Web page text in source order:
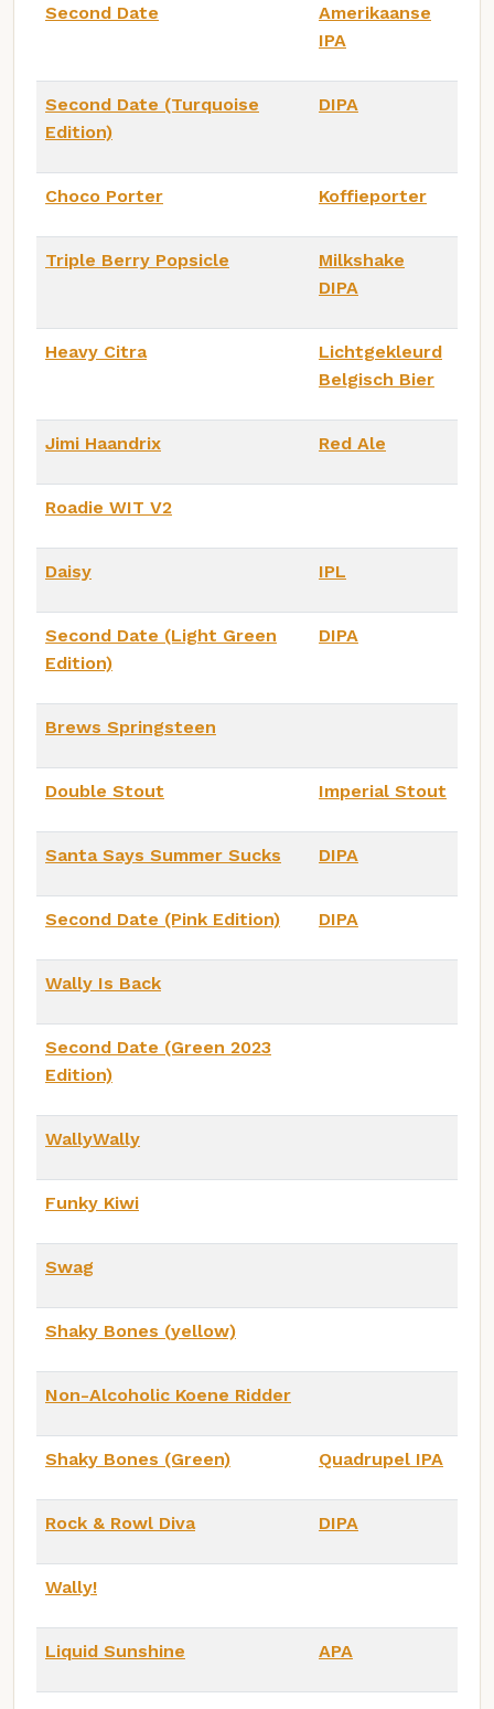
Second Date
Amerikaanse
IPA
Second Date (Turquoise
Edition)
DIPA
Choco Porter Koffieporter
Triple Berry Popsicle
Milkshake
DIPA
Heavy Citra
Lichtgekleurd
Belgisch Bier
Jimi Haandrix Red Ale
Roadie WIT V2
Daisy IPL
Second Date (Light Green
Edition)
DIPA
Brews Springsteen
Double Stout Imperial Stout
Santa Says Summer Sucks DIPA
Second Date (Pink Edition) DIPA
Wally Is Back
Second Date (Green 2023
Edition)
WallyWally
Funky Kiwi
Swag
Shaky Bones (yellow)
Non-Alcoholic Koene Ridder
Shaky Bones (Green) Quadrupel IPA
Rock & Rowl Diva DIPA
Wally!
Liquid Sunshine APA